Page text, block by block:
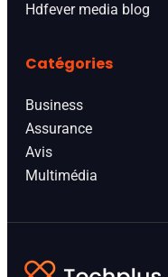
Hdfever media blog
Catégories
Business
Assurance
Avis
Multimédia